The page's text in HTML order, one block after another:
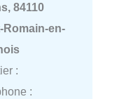
84110
Romain-en-
:
: